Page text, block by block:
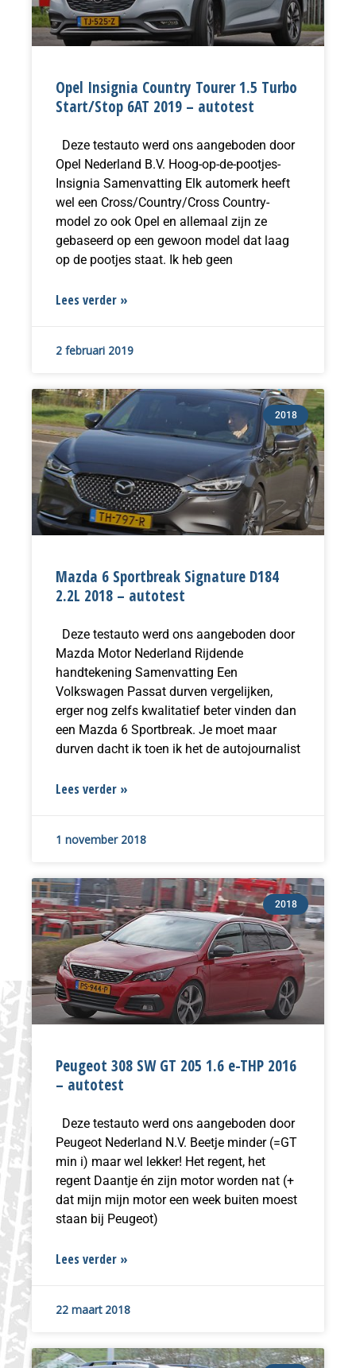
Opel Insignia Country Tourer 1.5 Turbo
Start/Stop 6AT 2019 – autotest
Deze testauto werd ons aangeboden door
Opel Nederland B.V. Hoog-op-de-pootjes-
Insignia Samenvatting Elk automerk heeft
wel een Cross/Country/Cross Country-
model zo ook Opel en allemaal zijn ze
gebaseerd op een gewoon model dat laag
op de pootjes staat. Ik heb geen
Lees verder »
2 februari 2019
2018
Mazda 6 Sportbreak Signature D184
2.2L 2018 – autotest
Deze testauto werd ons aangeboden door
Mazda Motor Nederland Rijdende
handtekening Samenvatting Een
Volkswagen Passat durven vergelijken,
erger nog zelfs kwalitatief beter vinden dan
een Mazda 6 Sportbreak. Je moet maar
durven dacht ik toen ik het de autojournalist
Lees verder »
1 november 2018
2018
Peugeot 308 SW GT 205 1.6 e-THP 2016
– autotest
Deze testauto werd ons aangeboden door
Peugeot Nederland N.V. Beetje minder (=GT
min i) maar wel lekker! Het regent, het
regent Daantje én zijn motor worden nat (+
dat mijn mijn motor een week buiten moest
staan bij Peugeot)
Lees verder »
22 maart 2018